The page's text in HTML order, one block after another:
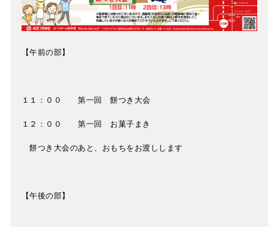
【午前の部】
１１：００ 第一回 餅つき大会
１２：００ 第一回 お菓子まき
餅つき大会のあと、おもちをお渡しします
【午後の部】